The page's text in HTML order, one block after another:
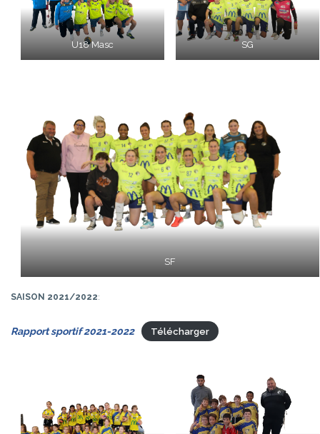
U18 Masc SG
SF
SAISON 2021/2022:
Rapport sportif 2021-2022 Télécharger